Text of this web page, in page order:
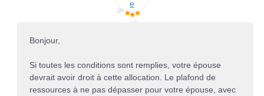
Bonjour,
Si toutes les conditions sont remplies, votre épouse
devrait avoir droit à cette allocation. Le plafond de
ressources à ne pas dépasser pour votre épouse, avec